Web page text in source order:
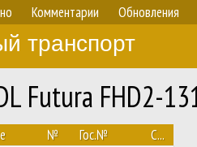
Комментарии Обновления
транспорт
Futura FHD2-
№ Гос.№ С...